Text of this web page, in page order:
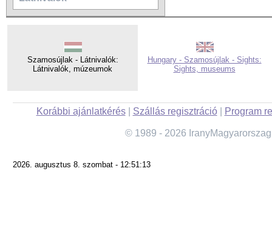
Szamosújlak - Látnivalók:
Látnivalók, múzeumok
Hungary - Szamosújlak - Sights:
Sights, museums
Korábbi ajánlatkérés| Szállás regisztráció| Program
© 1989 - 2026
2026. augusztus 8. szombat - 12:51:13